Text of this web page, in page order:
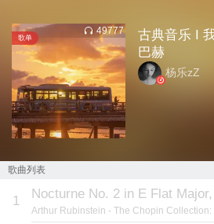
歌单
49777
古典音乐 I
巴赫
杨乐zZ
歌曲列表
1 Nocturne No. 2 in E Flat
Arthur Rubinstein - The Chopin Collection: